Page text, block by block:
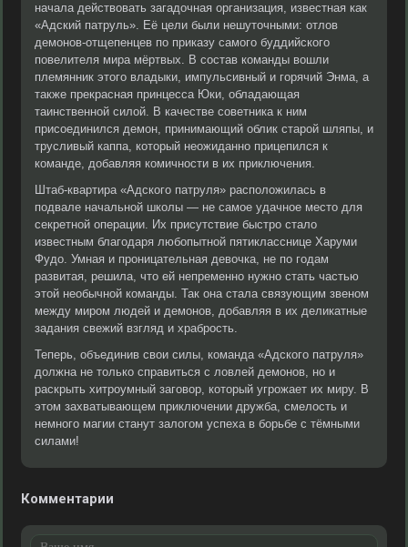
начала действовать загадочная организация, известная как
«Адский патруль». Её цели были нешуточными: отлов
демонов-отщепенцев по приказу самого буддийского
повелителя мира мёртвых. В состав команды вошли
племянник этого владыки, импульсивный и горячий Энма, а
также прекрасная принцесса Юки, обладающая
таинственной силой. В качестве советника к ним
присоединился демон, принимающий облик старой шляпы, и
трусливый каппа, который неожиданно прицепился к
команде, добавляя комичности в их приключения.
Штаб-квартира «Адского патруля» расположилась в
подвале начальной школы — не самое удачное место для
секретной операции. Их присутствие быстро стало
известным благодаря любопытной пятикласснице Харуми
Фудо. Умная и проницательная девочка, не по годам
развитая, решила, что ей непременно нужно стать частью
этой необычной команды. Так она стала связующим звеном
между миром людей и демонов, добавляя в их деликатные
задания свежий взгляд и храбрость.
Теперь, объединив свои силы, команда «Адского патруля»
должна не только справиться с ловлей демонов, но и
раскрыть хитроумный заговор, который угрожает их миру. В
этом захватывающем приключении дружба, смелость и
немного магии станут залогом успеха в борьбе с тёмными
силами!
Комментарии